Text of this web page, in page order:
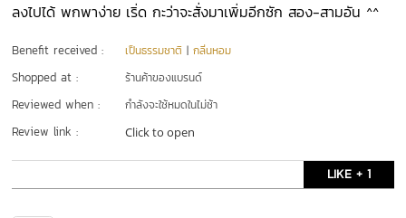
ลงไปได้ พกพาง่าย เริ่ด กะว่าจะสั่งมาเพิ่มอีกซัก สอง-สามอัน ^^
Benefit received : เป็นธรรมชาติ |กลิ่นหอม
Shopped at : ร้านค้าของแบรนด์
Reviewed when : กำลังจะใช้หมดในไม่ช้า
Review link : Click to open
LIKE + 1